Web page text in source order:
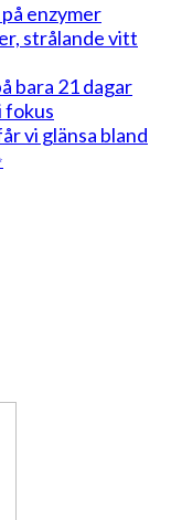
enzymer
strålande vitt
bara 21 dagar
fokus
vi glänsa bland